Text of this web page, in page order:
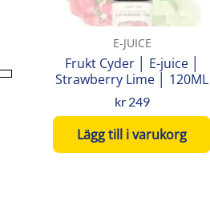
E-JUICE
Frukt Cyder │ E-juice │
Strawberry Lime │ 120ML
kr249
Lägg till i varukorg